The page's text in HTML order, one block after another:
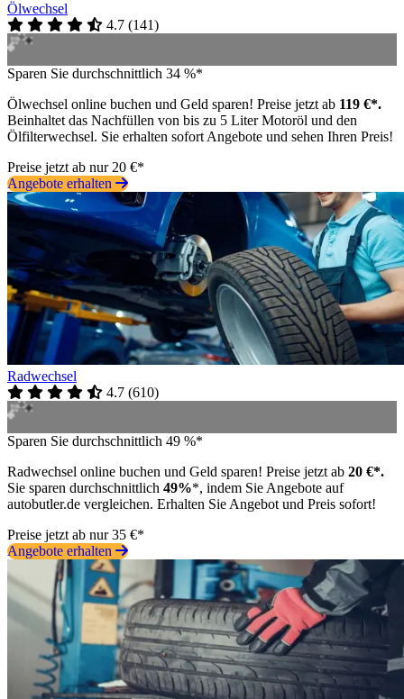
Ölwechsel
4.7 (141)
Sparen Sie durchschnittlich 34 %*
Ölwechsel online buchen und Geld sparen! Preise jetzt ab 119 €*.
Beinhaltet das Nachfüllen von bis zu 5 Liter Motoröl und den
Ölfilterwechsel. Sie erhalten sofort Angebote und sehen Ihren Preis!
Preise jetzt ab nur 20 €*
Angebote erhalten
Radwechsel
4.7 (610)
Sparen Sie durchschnittlich 49 %*
Radwechsel online buchen und Geld sparen! Preise jetzt ab 20 €*.
Sie sparen durchschnittlich 49%*, indem Sie Angebote auf
autobutler.de vergleichen. Erhalten Sie Angebot und Preis sofort!
Preise jetzt ab nur 35 €*
Angebote erhalten